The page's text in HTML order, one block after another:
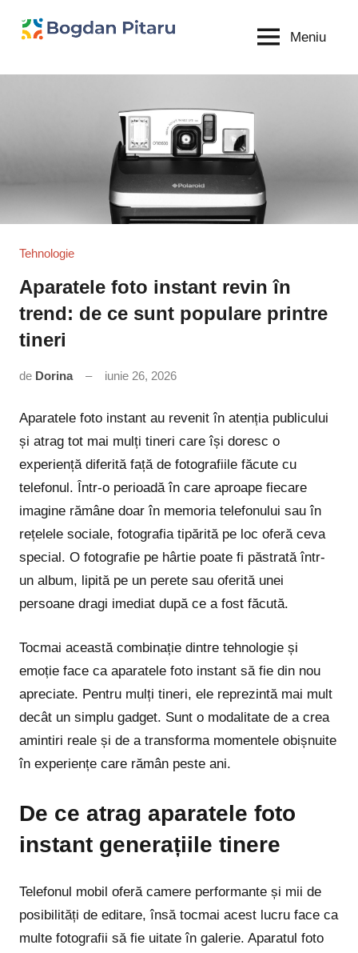
Bogdan
Pitaru
Meniu
Tehnologie
Aparatele foto instant revin în
trend: de ce sunt populare printre
tineri
de Dorina iunie 26, 2026
Aparatele foto instant au revenit în atenția publicului
și atrag tot mai mulți tineri care își doresc o
experiență diferită față de fotografiile făcute cu
telefonul. Într-o perioadă în care aproape fiecare
imagine rămâne doar în memoria telefonului sau în
rețelele sociale, fotografia tipărită pe loc oferă ceva
special. O fotografie pe hârtie poate fi păstrată într-
un album, lipită pe un perete sau oferită unei
persoane dragi imediat după ce a fost făcută.
Tocmai această combinație dintre tehnologie și
emoție face ca aparatele foto instant să fie din nou
apreciate. Pentru mulți tineri, ele reprezintă mai mult
decât un simplu gadget. Sunt o modalitate de a crea
amintiri reale și de a transforma momentele obișnuite
în experiențe care rămân peste ani.
De ce atrag aparatele foto
instant generațiile tinere
Telefonul mobil oferă camere performante și mii de
posibilități de editare, însă tocmai acest lucru face ca
multe fotografii să fie uitate în galerie. Aparatul foto